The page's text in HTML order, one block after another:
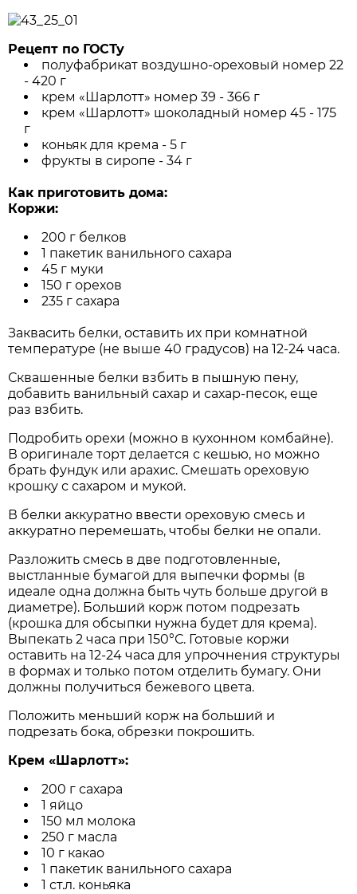
Рецепт по ГОСТу
полуфабрикат воздушно-ореховый номер 22
- 420 г
крем «Шарлотт» номер 39 - 366 г
крем «Шарлотт» шоколадный номер 45 - 175
г
коньяк для крема - 5 г
фрукты в сиропе - 34 г
Как приготовить дома:
Коржи:
200 г белков
1 пакетик ванильного сахара
45 г муки
150 г орехов
235 г сахара
Заквасить белки, оставить их при комнатной
температуре (не выше 40 градусов) на 12-24 часа.
Сквашенные белки взбить в пышную пену,
добавить ванильный сахар и сахар-песок, еще
раз взбить.
Подробить орехи (можно в кухонном комбайне).
В оригинале торт делается с кешью, но можно
брать фундук или арахис. Смешать ореховую
крошку с сахаром и мукой.
В белки аккуратно ввести ореховую смесь и
аккуратно перемешать, чтобы белки не опали.
Разложить смесь в две подготовленные,
выстланные бумагой для выпечки формы (в
идеале одна должна быть чуть больше другой в
диаметре). Больший корж потом подрезать
(крошка для обсыпки нужна будет для крема).
Выпекать 2 часа при 150°С. Готовые коржи
оставить на 12-24 часа для упрочнения структуры
в формах и только потом отделить бумагу. Они
должны получиться бежевого цвета.
Положить меньший корж на больший и
подрезать бока, обрезки покрошить.
Крем «Шарлотт»:
200 г сахара
1 яйцо
150 мл молока
250 г масла
10 г какао
1 пакетик ванильного сахара
1 ст.л. коньяка